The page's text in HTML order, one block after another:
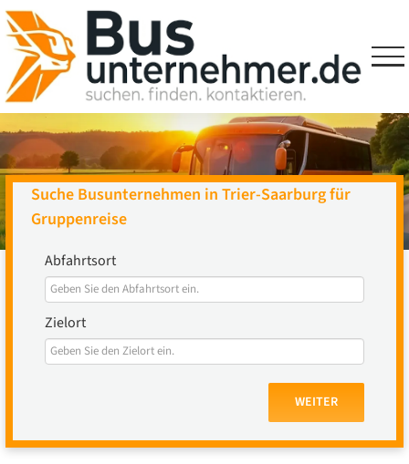
Skip
to
content
Suche Busunternehmen in Trier-Saarburg für
Gruppenreise
Abfahrtsort
Zielort
WEITER